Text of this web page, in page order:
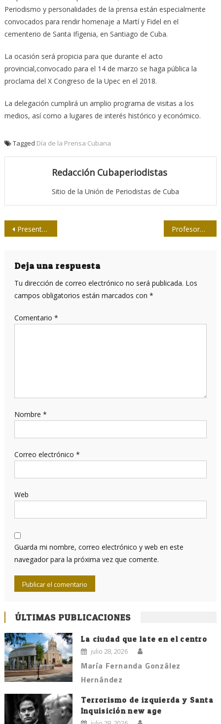
Periodismo y personalidades de la prensa están especialmente
convocados para rendir homenaje a Martí y Fidel en el
cementerio de Santa Ifigenia, en Santiago de Cuba.
La ocasión será propicia para que durante el acto
provincial,convocado para el 14 de marzo se haga pública la
proclama del X Congreso de la Upec en el 2018.
La delegación cumplirá un amplio programa de visitas a los
medios, así como a lugares de interés histórico y económico.
Tagged Día de la Prensa Cubana
Redacción Cubaperiodistas
Sitio de la Unión de Periodistas de Cuba
Navegación
entradas
Presentados candidatos a los Premios de Periodismo José Martí y Juan Gualberto Gómez Profesores
Deja una respuesta
Tu dirección de correo electrónico no será publicada. Los
campos obligatorios están marcados con *
Comentario *
Nombre *
Correo electrónico *
Web
Guarda mi nombre, correo electrónico y web en este
navegador para la próxima vez que comente.
ÚLTIMAS PUBLICACIONES
La ciudad que late en el centro
julio 28, 2026
María Fernanda González
Hernández
Terrorismo de izquierda y Santa
Inquisición new age